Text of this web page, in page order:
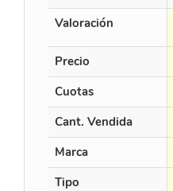
Valoración
Precio
Cuotas
Cant. Vendida
Marca
Tipo